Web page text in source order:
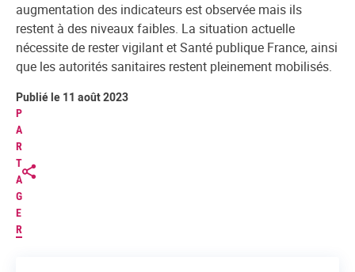
augmentation des indicateurs est observée mais ils
restent à des niveaux faibles. La situation actuelle
nécessite de rester vigilant et Santé publique France, ainsi
que les autorités sanitaires restent pleinement mobilisés.
P
A
R
T
A
G
E
R
Publié le 11 août 2023